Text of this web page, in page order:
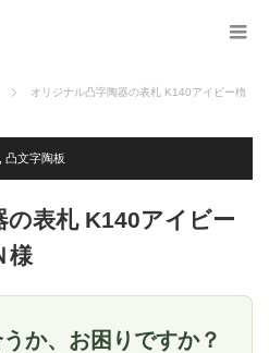
オリジナル凸字陶器の表札 K140アイビー楕
凸文字陶板
表札 K140アイビー
様
か、お困りですか？